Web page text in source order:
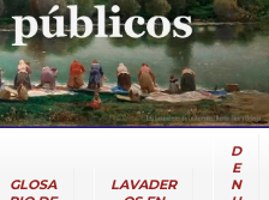
GLOSA
LAVADER
D
E
N